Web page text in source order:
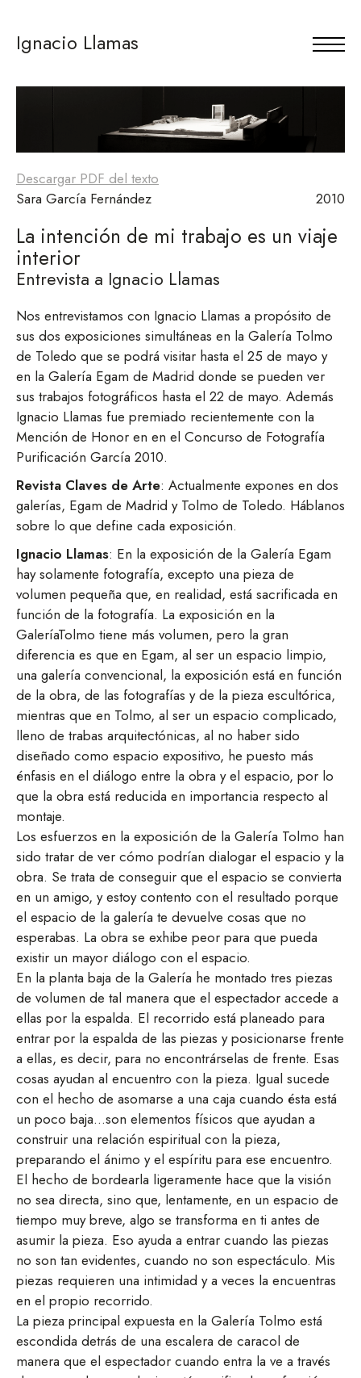
Ignacio Llamas
Sara García Fernández 2010
Descargar PDF del texto
La intención de mi trabajo es un viaje
interior
Entrevista a Ignacio Llamas
Nos entrevistamos con Ignacio Llamas a propósito de
sus dos exposiciones simultáneas en la Galería Tolmo
de Toledo que se podrá visitar hasta el 25 de mayo y
en la Galería Egam de Madrid donde se pueden ver
sus trabajos fotográficos hasta el 22 de mayo. Además
Ignacio Llamas fue premiado recientemente con la
Mención de Honor en en el Concurso de Fotografía
Purificación García 2010.
Revista Claves de Arte: Actualmente expones en dos
galerías, Egam de Madrid y Tolmo de Toledo. Háblanos
sobre lo que define cada exposición.
Ignacio Llamas: En la exposición de la Galería Egam
hay solamente fotografía, excepto una pieza de
volumen pequeña que, en realidad, está sacrificada en
función de la fotografía. La exposición en la
GaleríaTolmo tiene más volumen, pero la gran
diferencia es que en Egam, al ser un espacio limpio,
una galería convencional, la exposición está en función
de la obra, de las fotografías y de la pieza escultórica,
mientras que en Tolmo, al ser un espacio complicado,
lleno de trabas arquitectónicas, al no haber sido
diseñado como espacio expositivo, he puesto más
énfasis en el diálogo entre la obra y el espacio, por lo
que la obra está reducida en importancia respecto al
montaje.
Los esfuerzos en la exposición de la Galería Tolmo han
sido tratar de ver cómo podrían dialogar el espacio y la
obra. Se trata de conseguir que el espacio se convierta
en un amigo, y estoy contento con el resultado porque
el espacio de la galería te devuelve cosas que no
esperabas. La obra se exhibe peor para que pueda
existir un mayor diálogo con el espacio.
En la planta baja de la Galería he montado tres piezas
de volumen de tal manera que el espectador accede a
ellas por la espalda. El recorrido está planeado para
entrar por la espalda de las piezas y posicionarse frente
a ellas, es decir, para no encontrárselas de frente. Esas
cosas ayudan al encuentro con la pieza. Igual sucede
con el hecho de asomarse a una caja cuando ésta está
un poco baja…son elementos físicos que ayudan a
construir una relación espiritual con la pieza,
preparando el ánimo y el espíritu para ese encuentro.
El hecho de bordearla ligeramente hace que la visión
no sea directa, sino que, lentamente, en un espacio de
tiempo muy breve, algo se transforma en ti antes de
asumir la pieza. Eso ayuda a entrar cuando las piezas
no son tan evidentes, cuando no son espectáculo. Mis
piezas requieren una intimidad y a veces la encuentras
en el propio recorrido.
La pieza principal expuesta en la Galería Tolmo está
escondida detrás de una escalera de caracol de
manera que el espectador cuando entra la ve a través